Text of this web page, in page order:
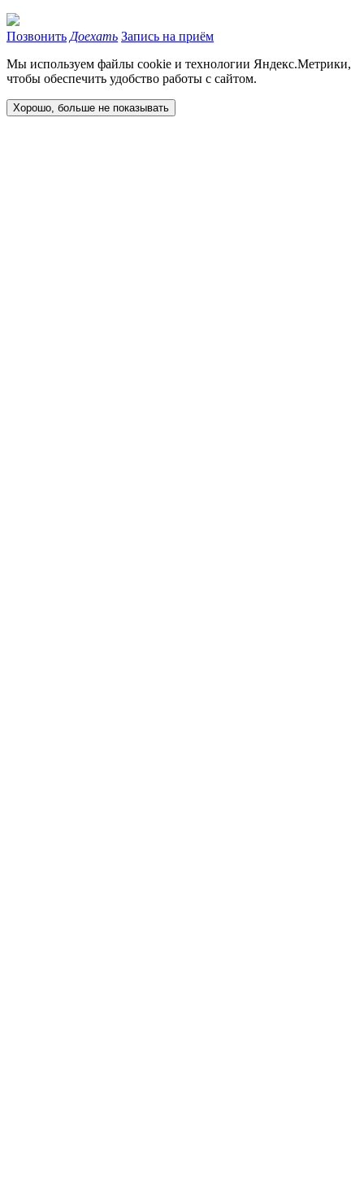
Позвонить Доехать Запись на приём
Мы используем файлы cookie и технологии Яндекс.Метрики,
чтобы обеспечить удобство работы с сайтом.
Хорошо, больше не показывать